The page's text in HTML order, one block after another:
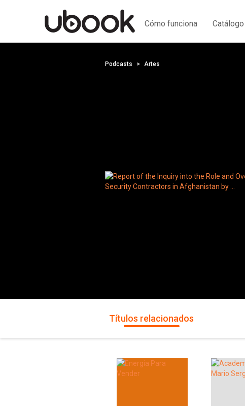
Cómo funciona Catálogo
Podcasts Artes
Títulos relacionados